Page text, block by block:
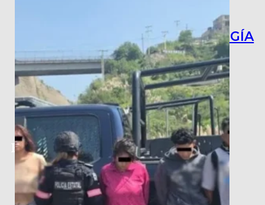
ARTE, CIENCIA Y TECNOLOGÍA
COLUMNAS
BAJO LA LUPA
RASTROS Y ROSTROS
VÍNCULOS ANIMALES